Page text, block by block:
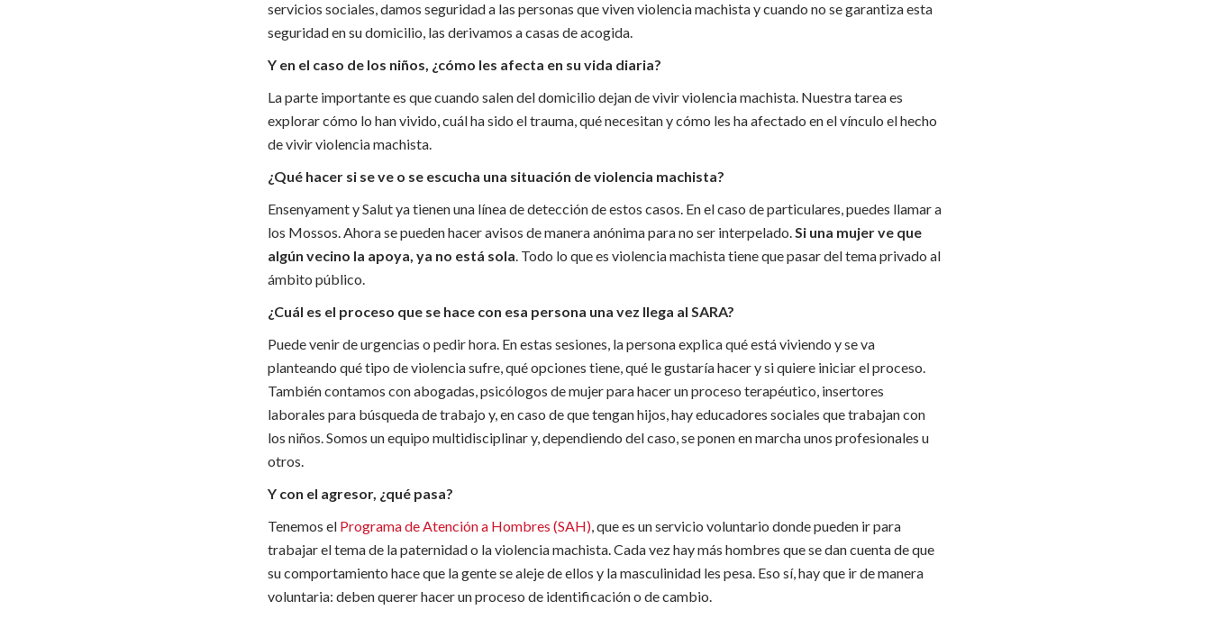
servicios sociales, damos seguridad a las personas que viven violencia machista y cuando no se garantiza esta
seguridad en su domicilio, las derivamos a casas de acogida.
Y en el caso de los niños, ¿cómo les afecta en su vida diaria?
La parte importante es que cuando salen del domicilio dejan de vivir violencia machista. Nuestra tarea es
explorar cómo lo han vivido, cuál ha sido el trauma, qué necesitan y cómo les ha afectado en el vínculo el hecho
de vivir violencia machista.
¿Qué hacer si se ve o se escucha una situación de violencia machista?
Ensenyament y Salut ya tienen una línea de detección de estos casos. En el caso de particulares, puedes llamar a
los Mossos. Ahora se pueden hacer avisos de manera anónima para no ser interpelado.Si una mujer ve que
algún vecino la apoya, ya no está sola. Todo lo que es violencia machista tiene que pasar del tema privado al
ámbito público.
¿Cuál es el proceso que se hace con esa persona una vez llega al SARA?
Puede venir de urgencias o pedir hora. En estas sesiones, la persona explica qué está viviendo y se va
planteando qué tipo de violencia sufre, qué opciones tiene, qué le gustaría hacer y si quiere iniciar el proceso.
También contamos con abogadas, psicólogos de mujer para hacer un proceso terapéutico, insertores
laborales para búsqueda de trabajo y, en caso de que tengan hijos, hay educadores sociales que trabajan con
los niños. Somos un equipo multidisciplinar y, dependiendo del caso, se ponen en marcha unos profesionales u
otros.
Y con el agresor, ¿qué pasa?
Tenemos el Programa de Atención a Hombres (SAH), que es un servicio voluntario donde pueden ir para
trabajar el tema de la paternidad o la violencia machista. Cada vez hay más hombres que se dan cuenta de que
su comportamiento hace que la gente se aleje de ellos y la masculinidad les pesa. Eso sí, hay que ir de manera
voluntaria: deben querer hacer un proceso de identificación o de cambio.